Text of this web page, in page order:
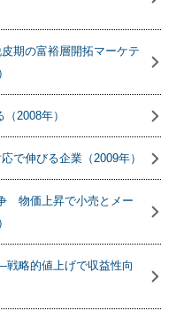
期の富裕層開拓マーケテ
2008年）
で伸びる企業（2009年）
物価上昇で小売とメー
略的値上げで収益性向